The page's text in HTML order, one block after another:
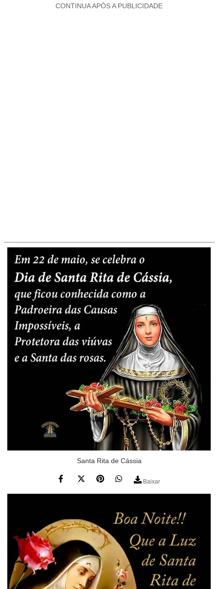
CONTINUA APÓS A PUBLICIDADE
Santa Rita de Cássia
Baixar